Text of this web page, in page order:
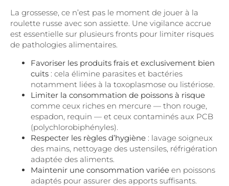
La grossesse, ce n’est pas le moment de jouer à la
roulette russe avec son assiette. Une vigilance accrue
est essentielle sur plusieurs fronts pour limiter risques
de pathologies alimentaires.
Favoriser les produits frais et exclusivement bien
cuits : cela élimine parasites et bactéries
notamment liées à la toxoplasmose ou listériose.
Limiter la consommation de poissons à risque
comme ceux riches en mercure — thon rouge,
espadon, requin — et ceux contaminés aux PCB
(polychlorobiphényles).
Respecter les règles d’hygiène : lavage soigneux
des mains, nettoyage des ustensiles, réfrigération
adaptée des aliments.
Maintenir une consommation variée en poissons
adaptés pour assurer des apports suffisants.